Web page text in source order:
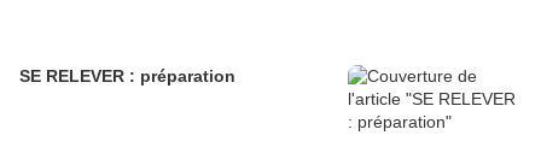
SE RELEVER : préparation